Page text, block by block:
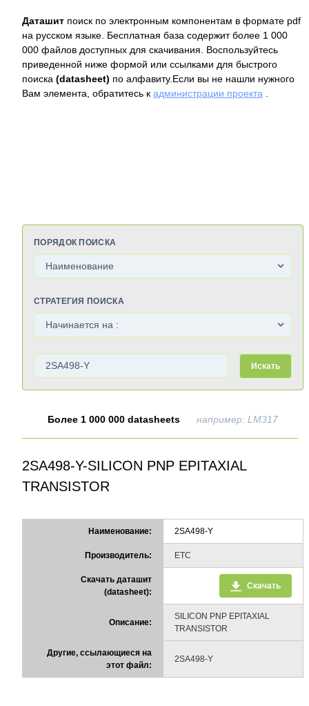
Даташит поиск по электронным компонентам в формате pdf
на русском языке. Бесплатная база содержит более 1 000
000 файлов доступных для скачивания. Воспользуйтесь
приведенной ниже формой или ссылками для быстрого
поиска (datasheet) по алфавиту.Если вы не нашли нужного
Вам элемента, обратитесь к администрации проекта
ПОРЯДОК ПОИСКА
СТРАТЕГИЯ ПОИСКА
Искать
Более 1 000 000 datasheets например: LM317
2SA498-Y-SILICON PNP EPITAXIAL
TRANSISTOR
Наименование: 2SA498-Y
Производитель: ETC
Скачать даташит
(datasheet):
Скачать
Описание:
SILICON PNP EPITAXIAL
TRANSISTOR
Другие, ссылающиеся на
этот файл:
2SA498-Y